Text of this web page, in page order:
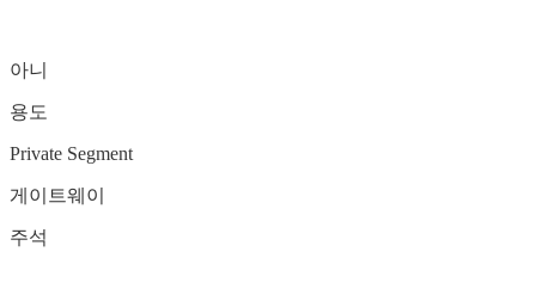
아니
용도
Private Segment
게이트웨이
주석